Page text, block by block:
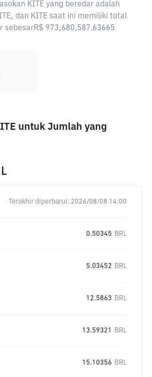
KITE yang beredar adalah
dan KITE saat ini memiliki total
sebesarR$ 973,680,587.63665
untuk Jumlah yang
Terakhir diperbarui: 2026/08/08 14:00
0.50345 BRL
5.03452 BRL
12.5863 BRL
13.59321 BRL
15.10356 BRL